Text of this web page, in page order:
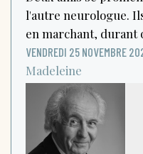
l'autre neurologue.
en marchant, durant
VENDREDI 25 NOVEMBRE
Madeleine